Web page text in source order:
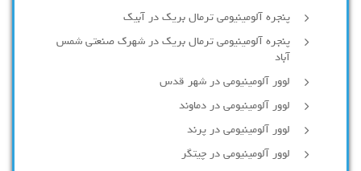
پنجره آلومینیومی ترمال بریک در آبیک
پنجره آلومینیومی ترمال بریک در شهرک صنعتی شمس
آباد
لوور آلومینیومی در شهر قدس
لوور آلومینیومی در دماوند
لوور آلومینیومی در پرند
لوور آلومینیومی در چیتگر